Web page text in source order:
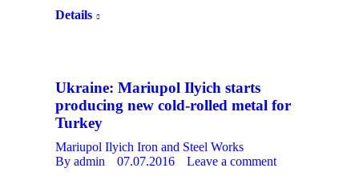
Details
Ukraine: Mariupol Ilyich starts
producing new cold-rolled metal for
Turkey
Mariupol Ilyich Iron and Steel Works
By admin 07.07.2016
Leave a comment